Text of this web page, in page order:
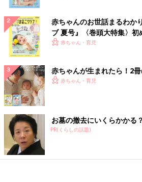
赤ちゃんのお世話まるわか
ブ 夏号』〈巻頭大特集〉
く！ おっぱい・ミルクの基
赤ちゃん・育児
赤ちゃんが生まれたら！2冊
赤ちゃん・育児
お墓の撤去にいくらかかる
PR(くらしの話題)